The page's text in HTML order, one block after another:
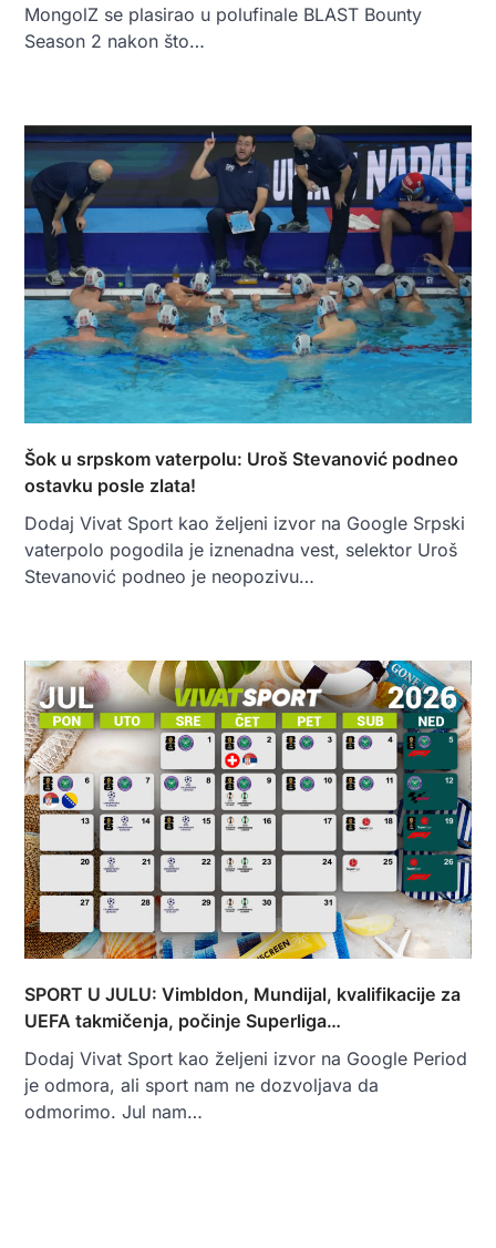
MongolZ se plasirao u polufinale BLAST Bounty
Season 2 nakon što…
Šok u srpskom vaterpolu: Uroš Stevanović podneo
ostavku posle zlata!
Dodaj Vivat Sport kao željeni izvor na Google Srpski
vaterpolo pogodila je iznenadna vest, selektor Uroš
Stevanović podneo je neopozivu…
SPORT U JULU: Vimbldon, Mundijal, kvalifikacije za
UEFA takmičenja, počinje Superliga…
Dodaj Vivat Sport kao željeni izvor na Google Period
je odmora, ali sport nam ne dozvoljava da
odmorimo. Jul nam…